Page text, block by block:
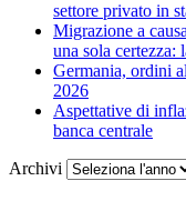
settore privato in
Migrazione a
una sola certezza:
Germania, ordini
2026
Aspettative di
banca centrale
Archivi